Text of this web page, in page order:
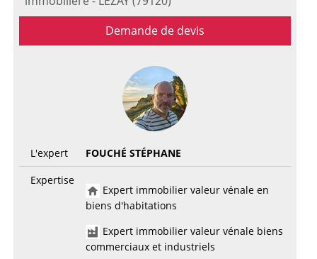
Demande de devis
L'expert
FOUCHÉ STÉPHANE
Expertise
Expert immobilier valeur vénale en
biens d'habitations
Expert immobilier valeur vénale biens
commerciaux et industriels